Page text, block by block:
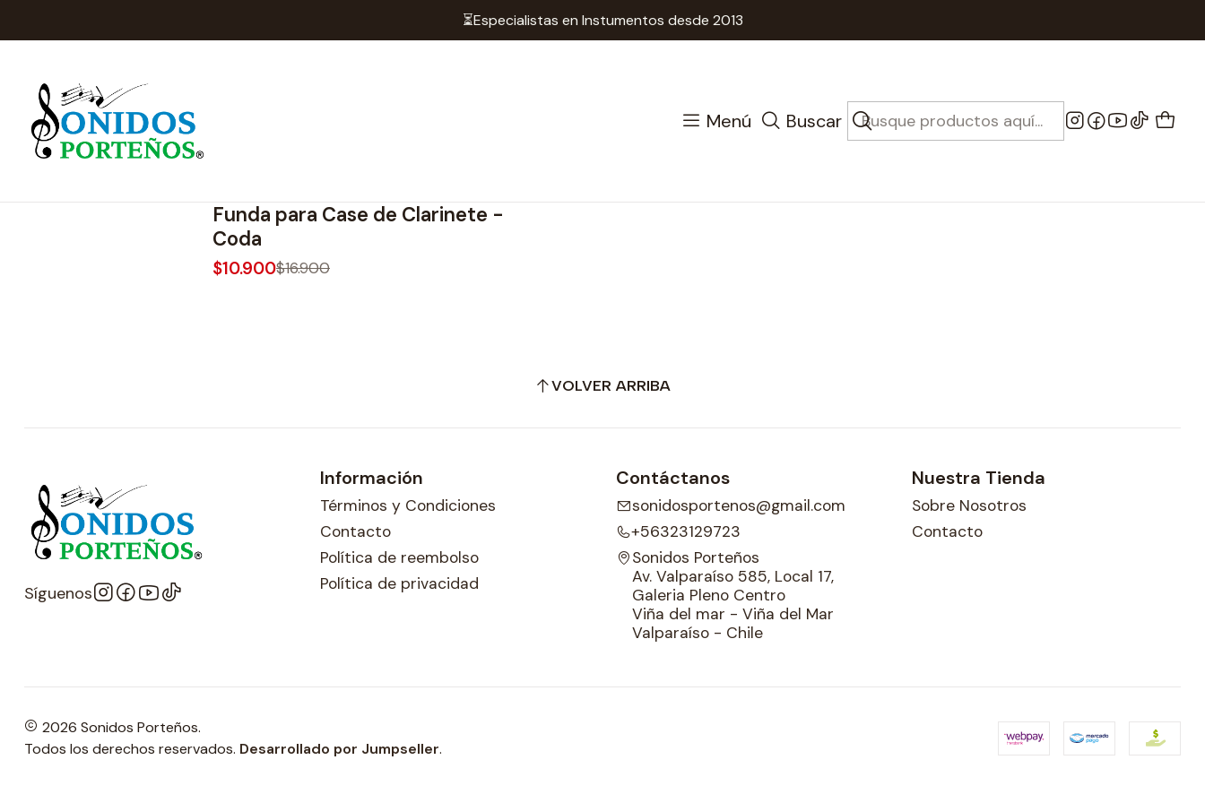
Menú Buscar
⏳Especialistas en Instumentos desde 2013
Instrumento de Viento Accesorios Maderas Bolsos
Funda para Case de Clarinete -
Coda
$10.900$16.900
VOLVER ARRIBA
Síguenos
Información
Términos y Condiciones
Contacto
Política de reembolso
Política de privacidad
Contáctanos
sonidosportenos@gmail.com
+56323129723
Sonidos Porteños
Av. Valparaíso 585, Local 17,
Galeria Pleno Centro
Viña del mar - Viña del Mar
Valparaíso - Chile
Nuestra Tienda
Sobre Nosotros
Contacto
2026 Sonidos Porteños.
Todos los derechos reservados. Desarrollado por Jumpseller.